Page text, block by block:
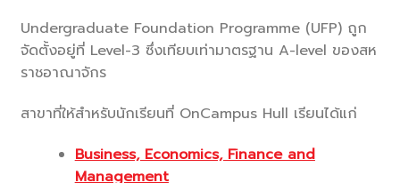
Undergraduate Foundation Programme (UFP) ถูก
จัดตั้งอยู่ที่ Level-3 ซึ่งเทียบเท่ามาตรฐาน A-level ของสห
ราชอาณาจักร
สาขาที่ให้สำหรับนักเรียนที่ OnCampus Hull เรียนได้แก่
Business, Economics, Finance and
Management